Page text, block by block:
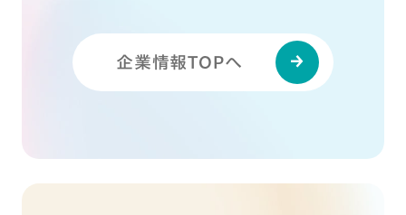
企業情報TOPへ